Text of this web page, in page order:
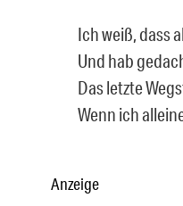
Ich weiß, dass
Und hab
Das letzte
Wenn ich
Anzeige